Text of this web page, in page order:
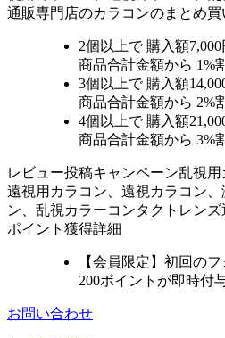
通販専門店のカラコンのまとめ買
2個 以上で 購入額
商品合計金額から 1%
3個 以上で 購入額
商品合計金額から 2%
4個 以上で 購入額
商品合計金額から 3%
レビュー投稿キャンペーン乱視用
遠視用カラコン、遠視カラコン
ン、乱視カラーコンタクトレン
ポイント獲得詳細
【会員限定】初回のフ
200ポイント が即時付
お問い合わせ